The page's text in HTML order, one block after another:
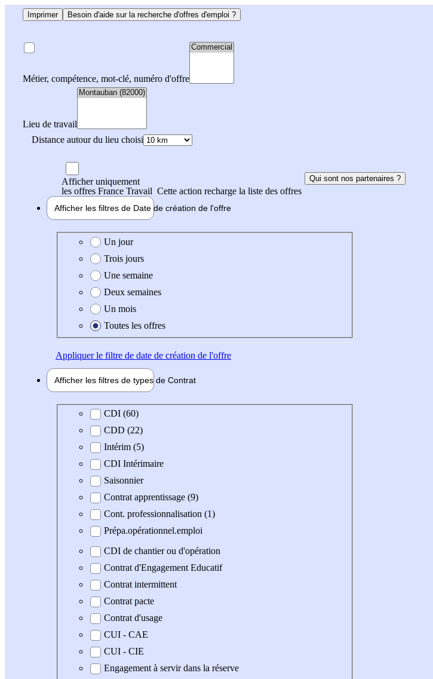
Imprimer Besoin d'aide sur la recherche d'offres d'emploi ?
Métier, compétence, mot-clé, numéro d'offre
Lieu de travail
Distance autour du lieu choisi
Afficher uniquement
les offres France Travail Cette action recharge la liste des offres
Qui sont nos partenaires ?
Afficher les filtres de Date de création de l'offre
Date de création de l'offre
Un jour
Trois jours
Une semaine
Deux semaines
Un mois
Toutes les offres
Appliquerle filtre de date de création de l'offre
Afficher les filtres de types de Contrat
Type de contratCDI (60)
CDD (22)
Intérim (5)
CDI Intérimaire
Saisonnier
Contrat apprentissage (9)
Cont. professionnalisation (1)
Prépa.opérationnel.emploi
CDI de chantier ou d'opération
Contrat d'Engagement Educatif
Contrat intermittent
Contrat pacte
Contrat d'usage
CUI - CAE
CUI - CIE
Engagement à servir dans la réserve